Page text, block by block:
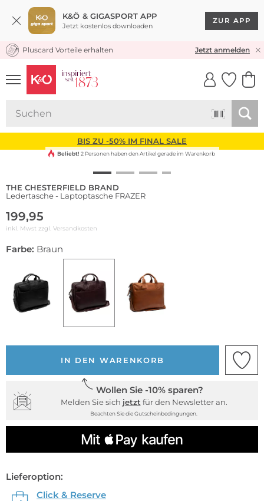
K&Ö & GIGASPORT APP
Jetzt kostenlos downloaden
ZUR APP
KOSTENLOSER VERSAND* & RÜCKVERSAND
Pluscard Vorteile erhalten Jetzt anmelden
UNSERE APP
CLICK &
BIS ZU -50% IM FINAL SALE
Beliebt! 2 Personen haben den Artikel gerade im Warenkorb
THE CHESTERFIELD BRAND
Ledertasche - Laptoptasche FRAZER
199,95
inkl. Mwst zzgl. Versandkosten
Farbe: Braun
IN DEN WARENKORB
Wollen Sie -10% sparen?
Melden Sie sich jetzt für den Newsletter an.
Beachten Sie die Gutscheinbedingungen.
Lieferoption:
Click & Reserve